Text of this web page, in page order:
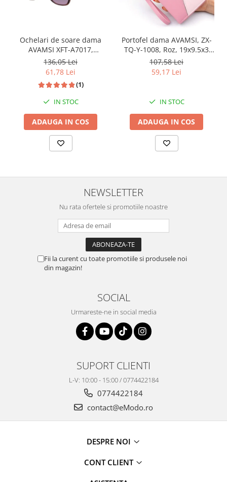
Ochelari de soare dama
AVAMSI XFT-A7017,
Polarizati, Roz
136,05 Lei
61,78 Lei
(1)
IN STOC
ADAUGA IN COS
Portofel dama AVAMSI, ZX-
TQ-Y-1008, Roz, 19x9.5x3
cm
107,58 Lei
59,17 Lei
IN STOC
ADAUGA IN COS
NEWSLETTER
Nu rata ofertele si promotiile noastre
Fii la curent cu toate promotiile si produsele noi
din magazin!
SOCIAL
Urmareste-ne in social media
SUPORT CLIENTI
L-V: 10:00 - 15:00 / 0774422184
0774422184
contact@eModo.ro
DESPRE NOI
CONT CLIENT